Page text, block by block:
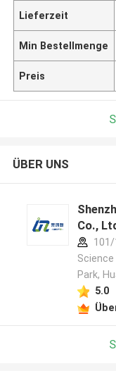
Lieferzeit
Min Bestellmenge
Preis
ÜBER UNS
Co.,
101/
Park,
5.0